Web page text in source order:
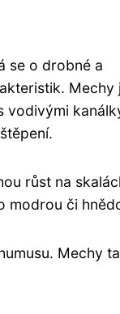
se o drobné a
Mechy
vodivými
růst na
modrou či
Mechy